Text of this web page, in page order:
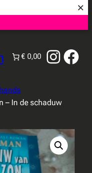
×
€ 0,00
– In de schaduw